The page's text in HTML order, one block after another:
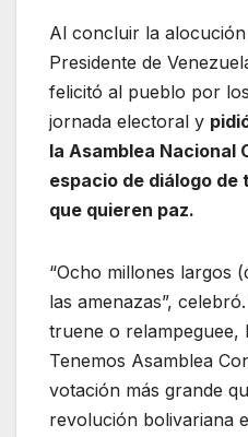
Al concluir la
Presidente de
felicitó al pueblo por
jornada electoral y
la Asamblea Nacional
espacio de diálogo de
que quieren paz.
“Ocho millones largos
las amenazas”,
truene o relampeguee,
Tenemos Asamblea
votación más grande
revolución bolivariana